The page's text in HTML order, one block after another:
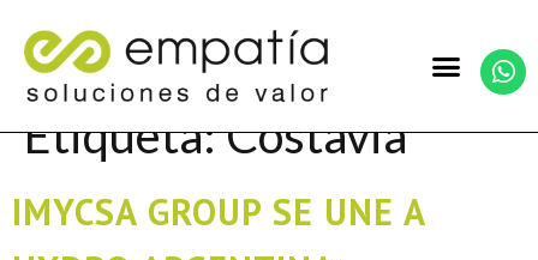
Etiqueta:Costavia
IMYCSA GROUP SE UNE A